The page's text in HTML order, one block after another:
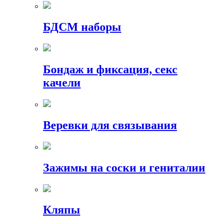
БДСМ наборы
Бондаж и фиксация, секс
качели
Веревки для связывания
Зажимы на соски и гениталии
Кляпы